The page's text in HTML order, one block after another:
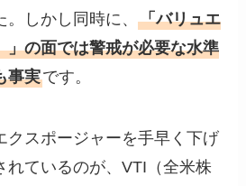
。しかし同時に、「バリュエ
」の面では警戒が必要な水準
事実です。
クスポージャーを手早く下げ
れているのが、VTI（全米株